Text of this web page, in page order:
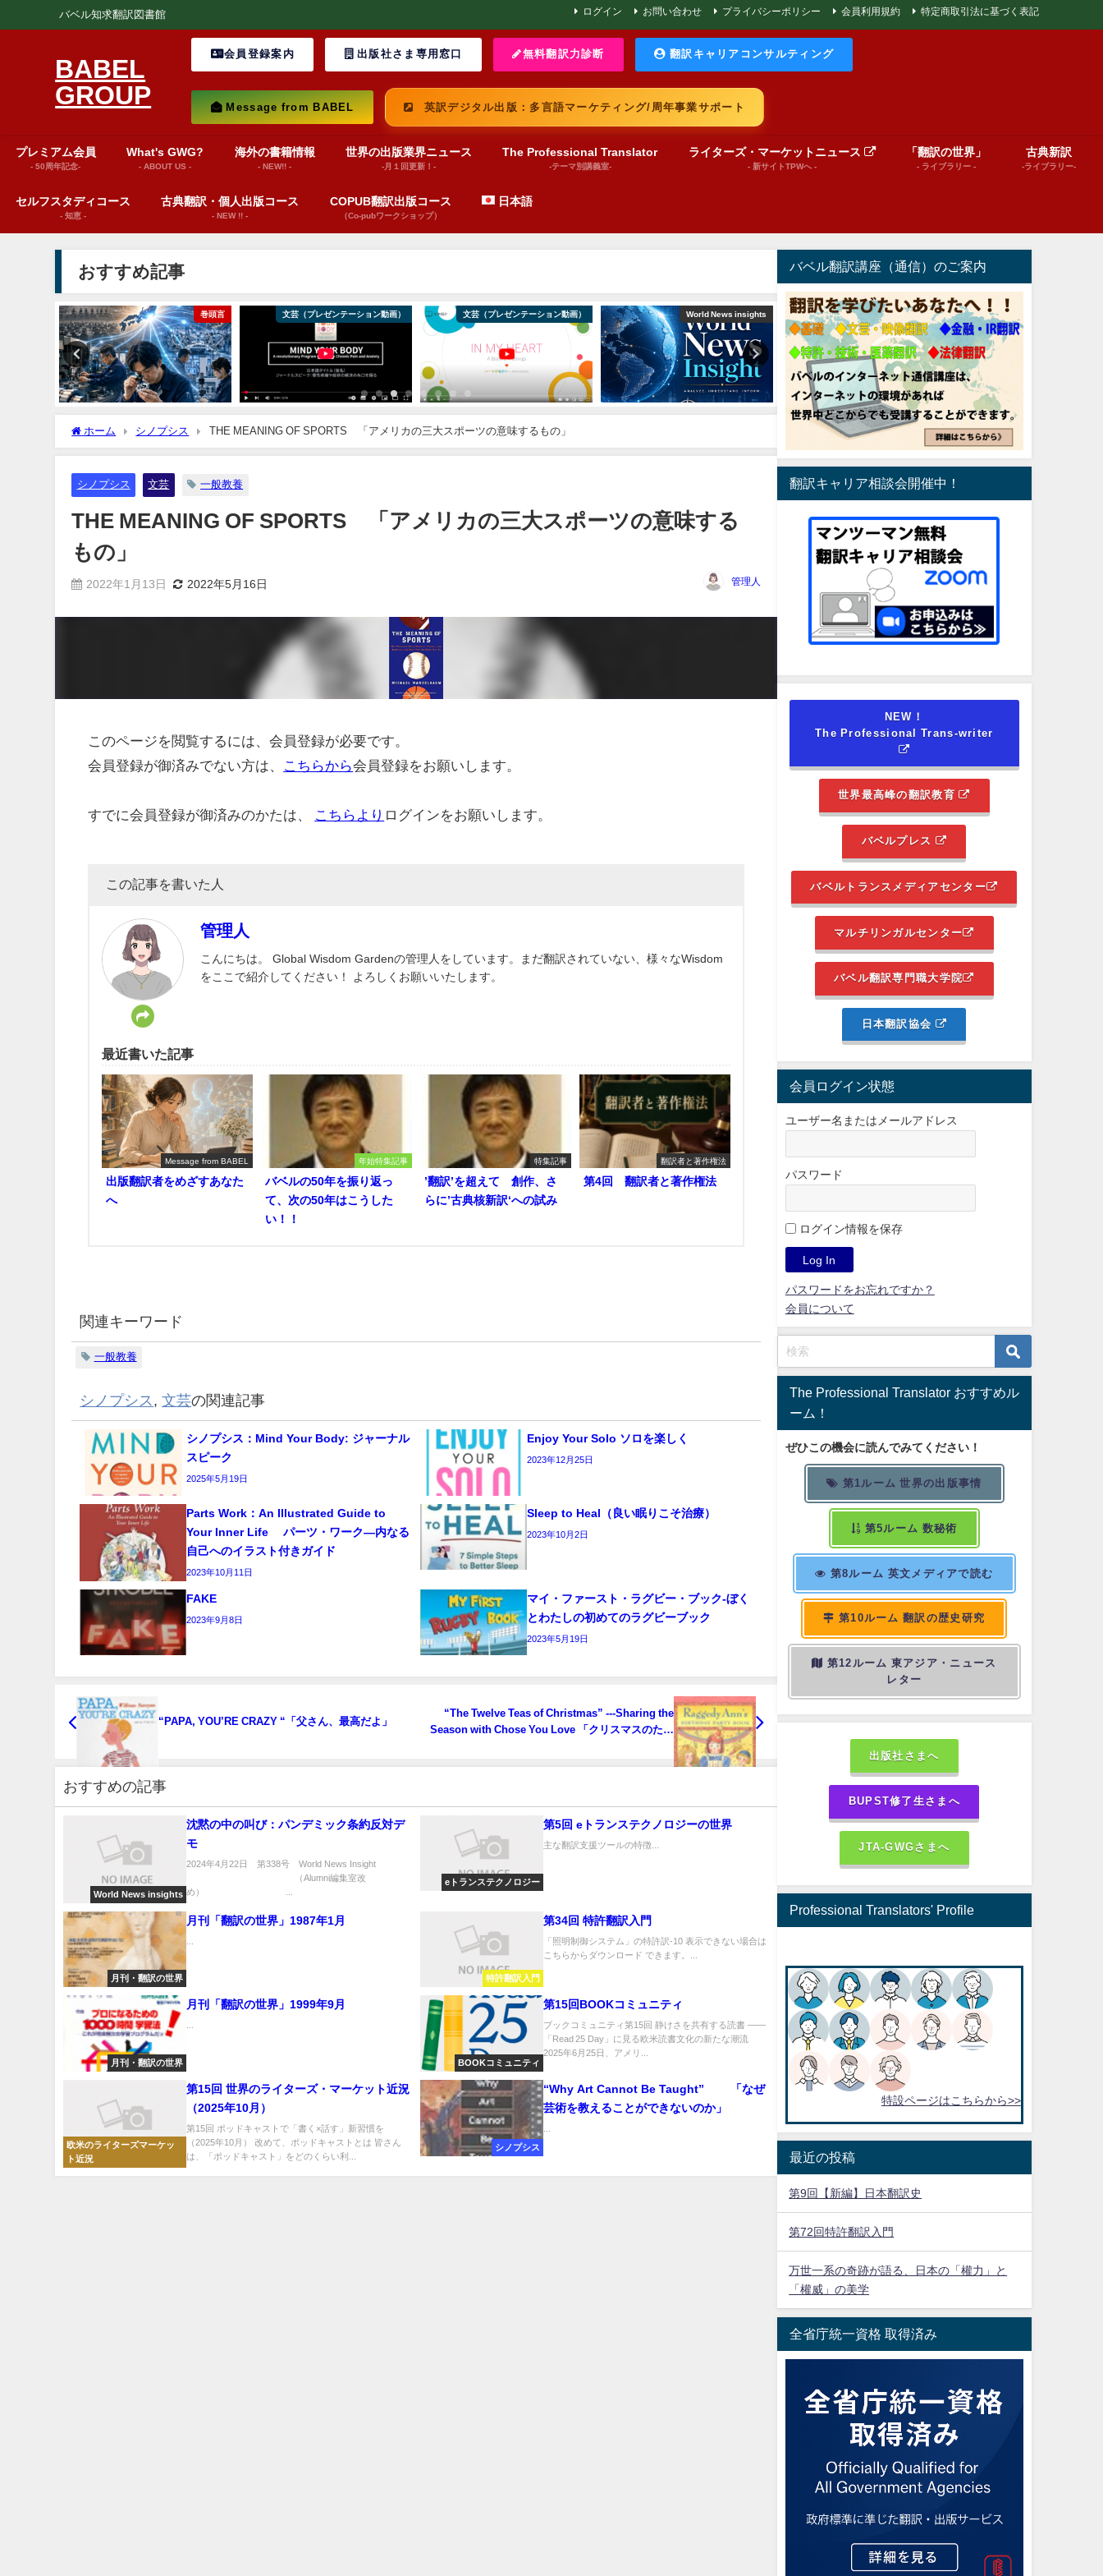
バベル知求翻訳図書館 ログイン お問い合わせ プライバシーポリシー 会員利用規約 特定商取引法に基づく表記
BABEL
GROUP
会員登録案内 出版社さま専用窓口 無料翻訳力診断 翻訳キャリアコンサルティング
Message from BABEL 英訳デジタル出版：多言語マーケティング/周年事業サポート
プレミアム会員
- 50周年記念-
What's GWG?
- ABOUT US -
海外の書籍情報
- NEW!! -
世界の出版業界ニュース
-月１回更新！-
The Professional Translator
-テーマ別講義室-
ライターズ・マーケットニュース
- 新サイトTPWへ -
「翻訳の世界」
- ライブラリー -
古典新訳
-ライブラリー-
セルフスタディコース
- 知恵 -
古典翻訳・個人出版コース
- NEW !! -
COPUB翻訳出版コース
（Co-pubワークショップ）
日本語
おすすめ記事
巻頭言 文芸（プレゼンテーション動画） 文芸（プレゼンテーション動画） World News insights 文芸（プレゼンテーション動画） 絵本（プレゼンテーショ
ホーム シノプシス THE MEANING OF SPORTS 「アメリカの三大スポーツの意味するもの」
シノプシス 文芸 一般教養
THE MEANING OF SPORTS 「アメリカの三大スポーツの意味する
もの」
2022年1月13日 2022年5月16日 管理人
このページを閲覧するには、会員登録が必要です。
会員登録が御済みでない方は、
こちらから会員登録をお願いします。
すでに会員登録が御済みのかたは、 こちらより ログインをお願いします。
この記事を書いた人
管理人
こんにちは。 Global Wisdom Gardenの管理人をしています。まだ翻訳されていない、様々なWisdom
をここで紹介してください！ よろしくお願いいたします。
最近書いた記事
Message from BABEL
出版翻訳者をめざすあなた
へ
年始特集記事
バベルの50年を振り返っ
て、次の50年はこうした
い！！
特集記事
’翻訳’を超えて 創作、さ
らに’古典核新訳‘への試み
翻訳者と著作権法
第4回 翻訳者と著作権法
関連キーワード
一般教養
シノプシス ,文芸の関連記事
シノプシス：Mind Your Body: ジャーナル
スピーク
2025年5月19日
Enjoy Your Solo ソロを楽しく
2023年12月25日
Parts Work：An Illustrated Guide to
Your Inner Life パーツ・ワーク―内なる
自己へのイラスト付きガイド
2023年10月11日
Sleep to Heal（良い眠りこそ治療）
2023年10月2日
FAKE
2023年9月8日
マイ・ファースト・ラグビー・ブック‐ぼく
とわたしの初めてのラグビーブック
2023年5月19日
“PAPA, YOU’RE CRAZY “「父さん、最高だよ」
“The Twelve Teas of Christmas” ---Sharing the
Season with Chose You Love 「クリスマスのため
おすすめの記事
World News insights
沈黙の中の叫び：パンデミック条約反対デ
モ
2024年4月22日 第338号 World News Insight
（Alumni編集室改
め） ...
eトランステクノロジー
第5回 eトランステクノロジーの世界
主な翻訳支援ツールの特徴...
月刊・翻訳の世界
月刊「翻訳の世界」1987年1月
特許翻訳入門
第34回 特許翻訳入門
「照明制御システム」の特許訳-10 表示できない場合は
こちらからダウンロード できます。...
月刊・翻訳の世界
月刊「翻訳の世界」1999年9月
...
BOOKコミュニティ
第15回BOOKコミュニティ
ブックコミュニティ第15回 静けさを共有する読書 ——
「Read 25 Day」に見る欧米読書文化の新たな潮流
2025年6月25日、アメリ...
欧米のライターズマーケッ
ト近況
第15回 世界のライターズ・マーケット近況
（2025年10月）
第15回 ポッドキャストで「書く×話す」新習慣を
（2025年10月） 改めて、ポッドキャストとは 皆さん
は、「ポッドキャスト」をどのくらい利...
シノプシス
“Why Art Cannot Be Taught” 「なぜ
芸術を教えることができないのか」
バベル翻訳講座（通信）のご案内
翻訳キャリア相談会開催中！
NEW！
The Professional Trans-writer
世界最高峰の翻訳教育
バベルプレス
バベルトランスメディアセンター
マルチリンガルセンター
バベル翻訳専門職大学院
日本翻訳協会
会員ログイン状態
ユーザー名またはメールアドレス
パスワード
ログイン情報を保存
パスワードをお忘れですか？
会員について
The Professional Translator おすすめル
ーム！
ぜひこの機会に読んでみてください！
第1ルーム 世界の出版事情
第5ルーム 数秘術
第8ルーム 英文メディアで読む
第10ルーム 翻訳の歴史研究
第12ルーム 東アジア・ニュース
レター
出版社さまへ
BUPST修了生さまへ
JTA-GWGさまへ
Professional Translators' Profile
特設ページはこちらから>>
最近の投稿
第9回【新編】日本翻訳史
第72回特許翻訳入門
万世一系の奇跡が語る、日本の「權力」と
「權威」の美学
全省庁統一資格 取得済み